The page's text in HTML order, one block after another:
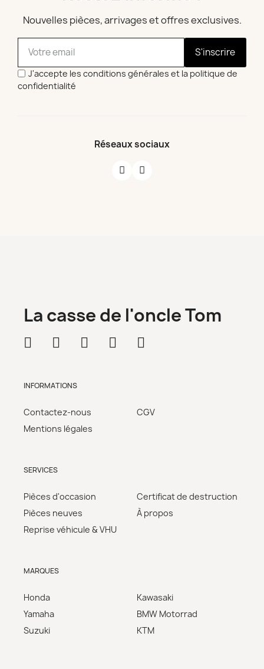
Nouvelles pièces, arrivages et offres exclusives.
S'inscrire
J'accepte les conditions générales et la politique de
confidentialité
Réseaux sociaux
La casse de l'oncle Tom
INFORMATIONS
Contactez-nous
Mentions légales
CGV
SERVICES
Pièces d'occasion
Pièces neuves
Reprise véhicule & VHU
Certificat de destruction
À propos
MARQUES
Honda
Yamaha
Suzuki
Kawasaki
BMW Motorrad
KTM